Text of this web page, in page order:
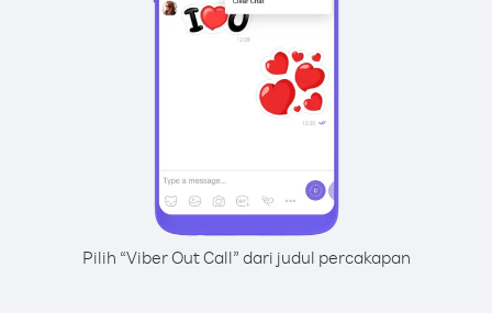
Pilih “Viber Out Call” dari judul percakapan